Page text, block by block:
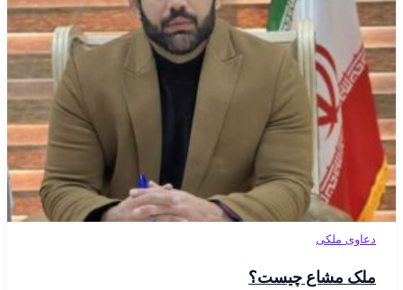
دعاوی ملکی
ملک مشاع چیست؟